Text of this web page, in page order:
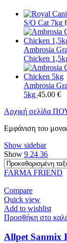
S/O Cat 7kg
Ambrosia
Chicken
Ambrosia
5kg 45.00 €
Αρχική σελίδα
Εμφάνιση του
Show sidebar
Show 9 24 36
FARMA FRIEND
Compare
Quick view
Add to wishlist
Προσθήκη στο
Allpet Sanmix